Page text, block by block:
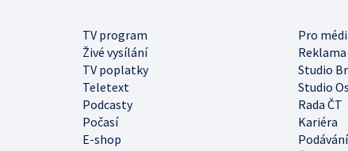
TV program
Pro
Živé vysílání
Reklama
TV poplatky
Studio
Teletext
Studio
Podcasty
Rada ČT
Počasí
Kariéra
E-shop